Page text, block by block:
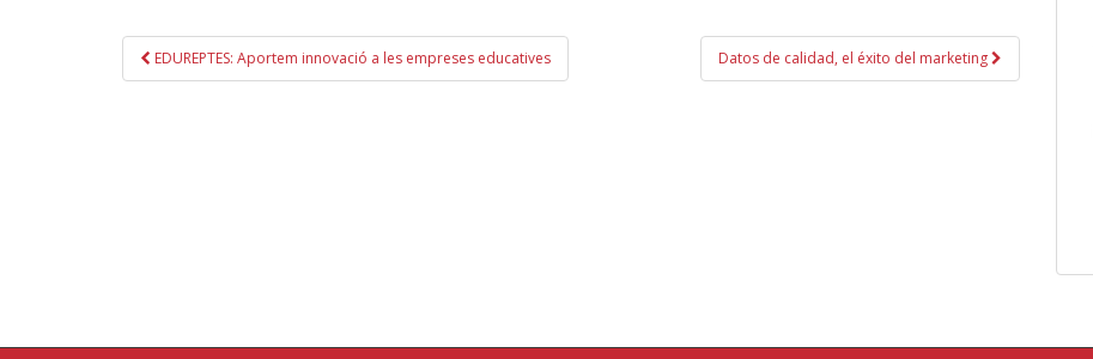
Navegación
de
EDUREPTES: Aportem innovació a les empreses educatives Datos de calidad, el éxito del marketing